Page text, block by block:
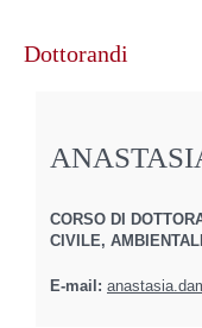
contenuto
Dottorandi
CORSO DI
CIVILE,
E-mail: